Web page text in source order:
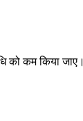
को कम किया जाए।